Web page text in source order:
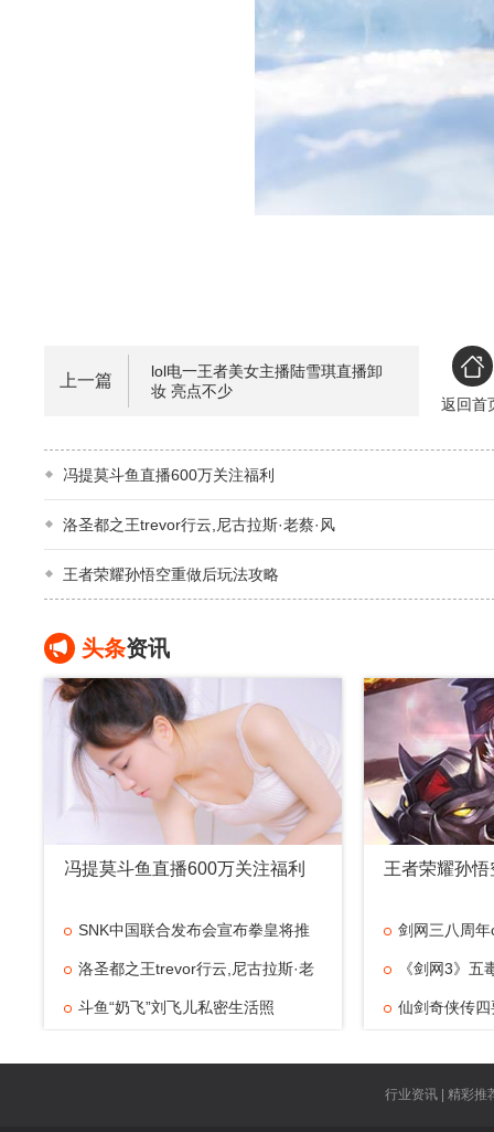
上一篇
lol电一王者美女主播陆雪琪直播卸
妆 亮点不少
返回首
冯提莫斗鱼直播600万关注福利
洛圣都之王trevor行云,尼古拉斯·老蔡·风
王者荣耀孙悟空重做后玩法攻略
头条资讯
冯提莫斗鱼直播600万关注福利
SNK中国联合发布会宣布拳皇将推
出真人电
洛圣都之王trevor行云,尼古拉斯·老
蔡·风
斗鱼“奶飞”刘飞儿私密生活照
王者荣耀孙
剑网三八周
《剑网3》五
仙剑奇侠传
行业资讯 | 精彩推